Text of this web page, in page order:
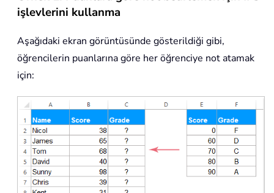
işlevlerini kullanma
Aşağıdaki ekran görüntüsünde gösterildiği gibi,
öğrencilerin puanlarına göre her öğrenciye not atamak
için: